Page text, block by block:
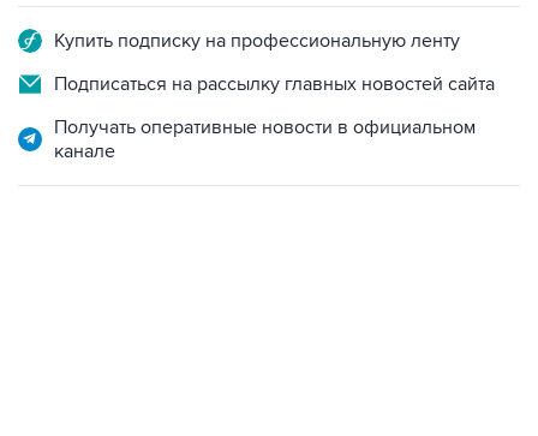
Подписаться на рассылку главных новостей сайта
Получать оперативные новости в официальном